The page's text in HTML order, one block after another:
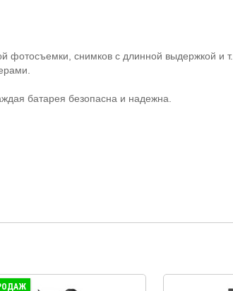
фотосъемки, снимков с длинной выдержкой и т.
батарея безопасна и надежна.